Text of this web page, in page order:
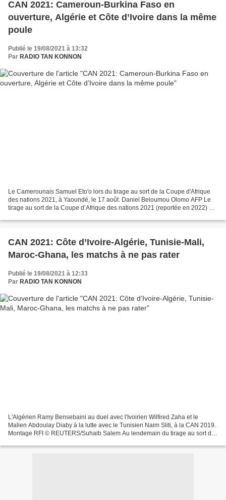
CAN 2021: Cameroun-Burkina Faso en
ouverture, Algérie et Côte d’Ivoire dans la même
poule
Publié le 19/08/2021 à 13:32
Par RADIO TAN KONNON
Le Camerounais Samuel Eto'o lors du tirage au sort de la Coupe d'Afrique
des nations 2021, à Yaoundé, le 17 août. Daniel Beloumou Olomo AFP Le
tirage au sort de la Coupe d’Afrique des nations 2021 (reportée en 2022) a
CAN 2021: Côte d’Ivoire-Algérie, Tunisie-Mali,
Maroc-Ghana, les matchs à ne pas rater
Publié le 19/08/2021 à 12:33
Par RADIO TAN KONNON
L'Algérien Ramy Bensebaini au duel avec l'Ivoirien Wilfired Zaha et le
Malien Abdoulay Diaby à la lutte avec le Tunisien Naim Sliti, à la CAN 2019.
Montage RFI © REUTERS/Suhaib Salem Au lendemain du tirage au sort de